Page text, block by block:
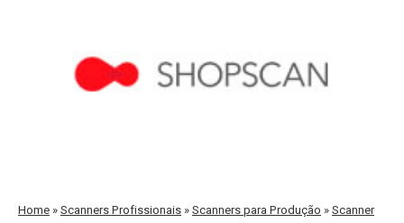
Home »Scanners Profissionais »Scanners para Produção »Scanner